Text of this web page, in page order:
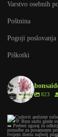
Varstvo osebnih
Poštnina
Pogoji poslovanja
Piškotki
823